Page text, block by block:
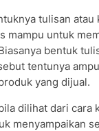
tulisan
mampu untuk
bentuk
tentunya
yang dijual.
dilihat dari cara
menyampaikan